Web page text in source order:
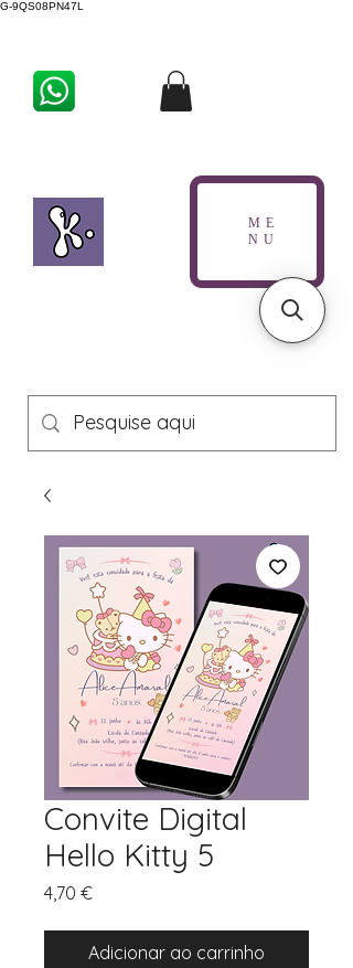
G-9QS08PN47L
ME
NU
Convite Digital
Hello Kitty 5
4,70 €Preço
Adicionar ao carrinho